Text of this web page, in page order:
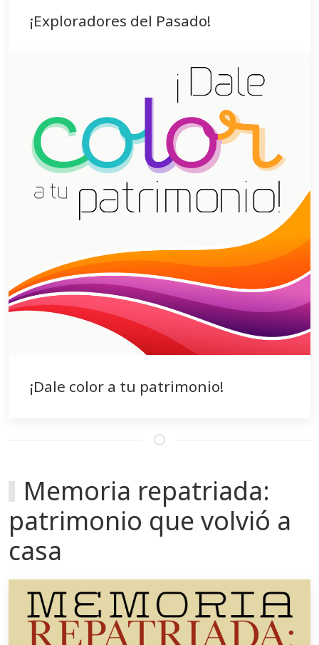
¡Exploradores del Pasado!
¡Dale color a tu patrimonio!
Memoria repatriada:
patrimonio que volvió a
casa